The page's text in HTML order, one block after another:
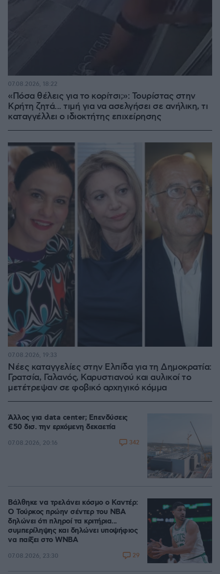
«Πόσα θέλεις για το κορίτσι;»: Τουρίστας στην
Κρήτη ζητά... τιμή για να ασελγήσει σε ανήλικη, τι
καταγγέλλει ο ιδιοκτήτης επιχείρησης
07.08.2026, 18:22
Νέες καταγγελίες στην Ελπίδα για τη Δημοκρατία:
Γρατσία, Γαλανός, Καρυστιανού και αυλικοί το
μετέτρεψαν σε φοβικό αρχηγικό κόμμα
07.08.2026, 19:33
Άλλος για data center; Επενδύσεις
€50 δισ. την ερχόμενη δεκαετία
07.08.2026, 20:16 342
Βάλθηκε να τρελάνει κόσμο ο Καντέρ:
Ο Τούρκος πρώην σέντερ του NBA
δηλώνει ότι πληροί τα κριτήρια...
συμπερίληψης και δηλώνει υποψήφιος
να παίξει στο WNBA
07.08.2026, 23:30 29